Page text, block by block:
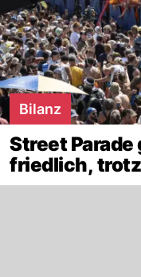
Bilanz
Street
friedlich,